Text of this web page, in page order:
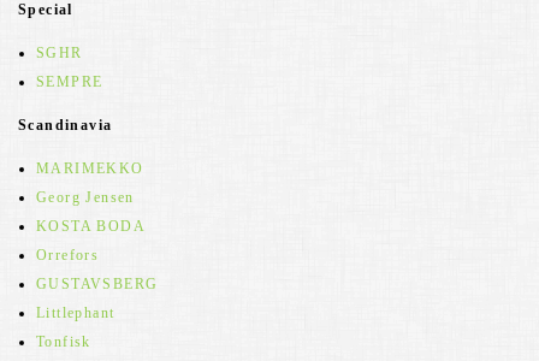
Special
SGHR
SEMPRE
Scandinavia
MARIMEKKO
Georg Jensen
KOSTA BODA
Orrefors
GUSTAVSBERG
Littlephant
Tonfisk